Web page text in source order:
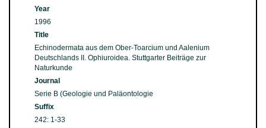
Year
1996
Title
Echinodermata aus dem Ober-Toarcium und Aalenium
Deutschlands II. Ophiuroidea. Stuttgarter Beiträge zur
Naturkunde
Journal
Serie B (Geologie und Paläontologie
Suffix
242: 1-33